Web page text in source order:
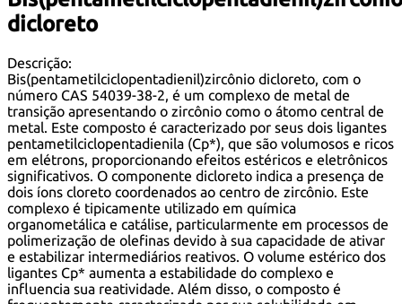
dicloreto
Descrição:
Bis(pentametilciclopentadienil)zircônio dicloreto, com o
número CAS 54039-38-2, é um complexo de metal de
transição apresentando o zircônio como o átomo central de
metal. Este composto é caracterizado por seus dois ligantes
pentametilciclopentadienila (Cp*), que são volumosos e ricos
em elétrons, proporcionando efeitos estéricos e eletrônicos
significativos. O componente dicloreto indica a presença de
dois íons cloreto coordenados ao centro de zircônio. Este
complexo é tipicamente utilizado em química
organometálica e catálise, particularmente em processos de
polimerização de olefinas devido à sua capacidade de ativar
e estabilizar intermediários reativos. O volume estérico dos
ligantes Cp* aumenta a estabilidade do complexo e
influencia sua reatividade. Além disso, o composto é